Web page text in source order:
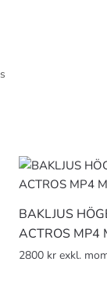
BAKLJUS
ACTROS MP4
2800 kr exkl.